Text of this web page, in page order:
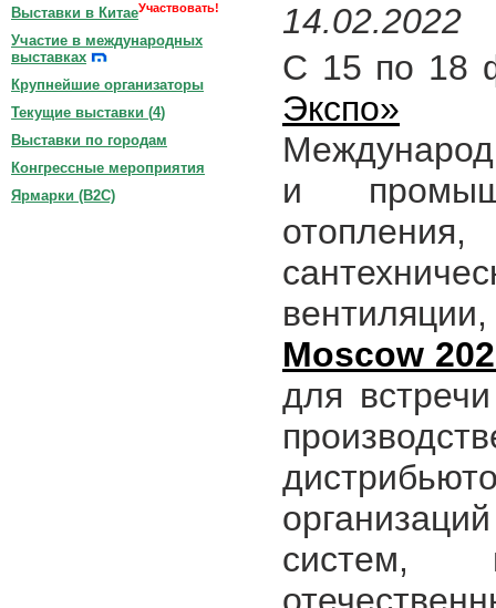
14.02.2022
С 15 по 18
Экспо»
и
Moscow
для
систем,
Выставки в КитаеУчаствовать!
Участие в международных
выставках
Крупнейшие организаторы
Текущие выставки (4)
Выставки по городам
Конгрессные мероприятия
Ярмарки (B2C)